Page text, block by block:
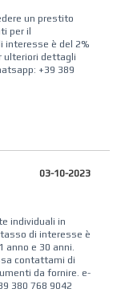
un prestito
per il
interesse è del 2%
ulteriori dettagli
+39 389
03-10-2023
individuali in
di interesse è
e 30 anni.
contattami di
da fornire. e-
380 768 9042